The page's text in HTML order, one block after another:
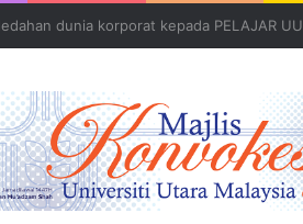
perkukuh sinergi akademik dan budaya